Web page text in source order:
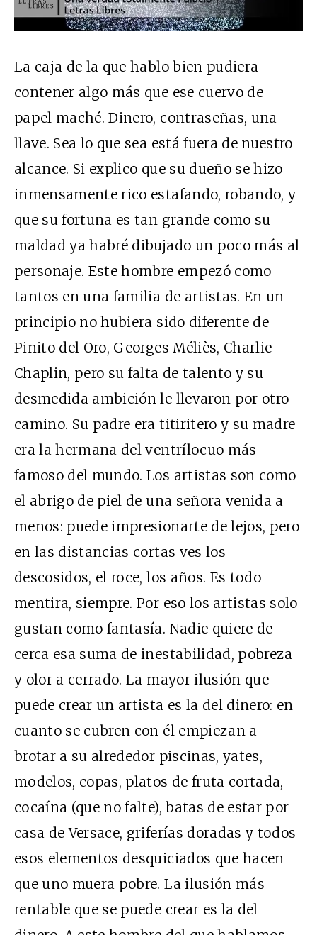
La caja de la que hablo bien pudiera
contener algo más que ese cuervo de
papel maché. Dinero, contraseñas, una
llave. Sea lo que sea está fuera de nuestro
alcance. Si explico que su dueño se hizo
inmensamente rico estafando, robando, y
que su fortuna es tan grande como su
maldad ya habré dibujado un poco más al
personaje. Este hombre empezó como
tantos en una familia de artistas. En un
principio no hubiera sido diferente de
Pinito del Oro, Georges Méliès, Charlie
Chaplin, pero su falta de talento y su
desmedida ambición le llevaron por otro
camino. Su padre era titiritero y su madre
era la hermana del ventrílocuo más
famoso del mundo. Los artistas son como
el abrigo de piel de una señora venida a
menos: puede impresionarte de lejos, pero
en las distancias cortas ves los
descosidos, el roce, los años. Es todo
mentira, siempre. Por eso los artistas solo
gustan como fantasía. Nadie quiere de
cerca esa suma de inestabilidad, pobreza
y olor a cerrado. La mayor ilusión que
puede crear un artista es la del dinero: en
cuanto se cubren con él empiezan a
brotar a su alrededor piscinas, yates,
modelos, copas, platos de fruta cortada,
cocaína (que no falte), batas de estar por
casa de Versace, griferías doradas y todos
esos elementos desquiciados que hacen
que uno muera pobre. La ilusión más
rentable que se puede crear es la del